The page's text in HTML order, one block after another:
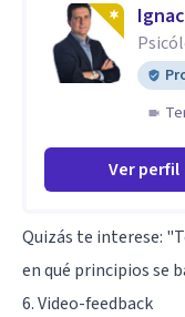
Ver perfil
Quizás te interese:
en qué principios se
6. Video-feedback